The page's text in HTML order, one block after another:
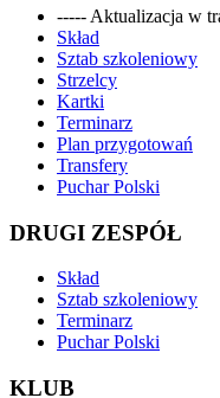
----- Aktualizacja w
Skład
Sztab szkoleniowy
Strzelcy
Kartki
Terminarz
Plan przygotowań
Transfery
Puchar Polski
DRUGI ZESPÓŁ
Skład
Sztab szkoleniowy
Terminarz
Puchar Polski
KLUB